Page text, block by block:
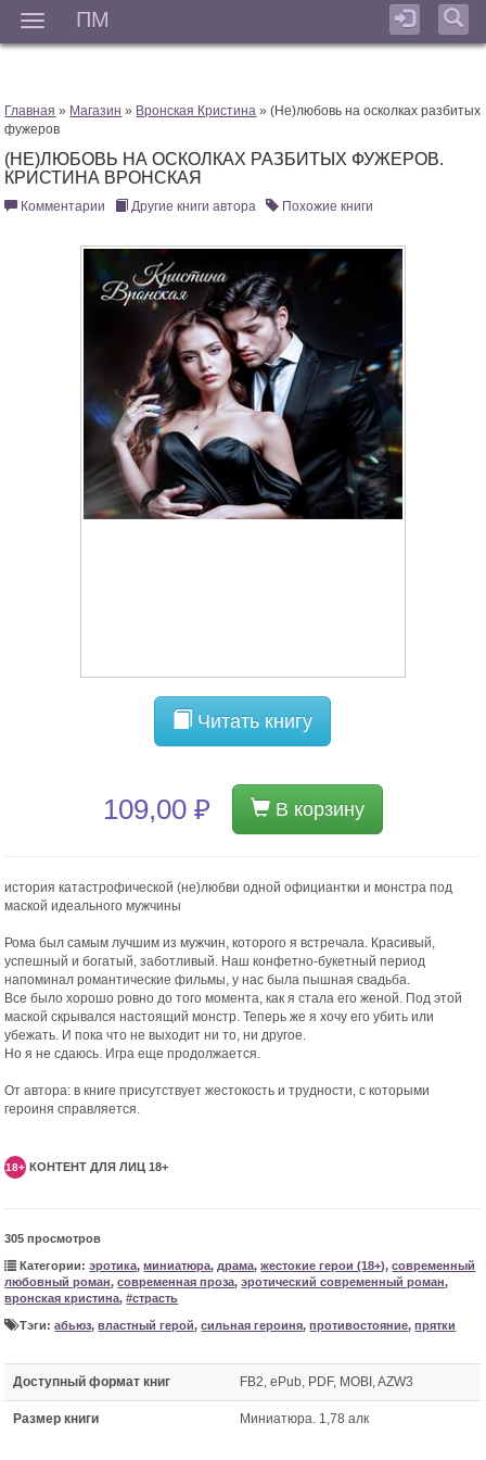
ПМ
Главная » Магазин » Вронская Кристина » (Не)любовь на осколках разбитых
фужеров
(НЕ)ЛЮБОВЬ НА ОСКОЛКАХ РАЗБИТЫХ ФУЖЕРОВ.
КРИСТИНА ВРОНСКАЯ
Комментарии Другие книги автора Похожие книги
Читать книгу
109,00 ₽ В корзину
история катастрофической (не)любви одной официантки и монстра под
маской идеального мужчины
Рома был самым лучшим из мужчин, которого я встречала. Красивый,
успешный и богатый, заботливый. Наш конфетно-букетный период
напоминал романтические фильмы, у нас была пышная свадьба.
Все было хорошо ровно до того момента, как я стала его женой. Под этой
маской скрывался настоящий монстр. Теперь же я хочу его убить или
убежать. И пока что не выходит ни то, ни другое.
Но я не сдаюсь. Игра еще продолжается.
От автора: в книге присутствует жестокость и трудности, с которыми
героиня справляется.
18+ КОНТЕНТ ДЛЯ ЛИЦ 18+
305 просмотров
Категории:эротика,миниатюра, драма,жестокие герои (18+),современный
любовный роман,современная проза,эротический современный роман,
вронская кристина,#страсть
Тэги:абьюз,властный герой,сильная героиня,противостояние,прятки
Доступный формат книг FB2, ePub, PDF, MOBI, AZW3
Размер книги Миниатюра. 1,78 алк